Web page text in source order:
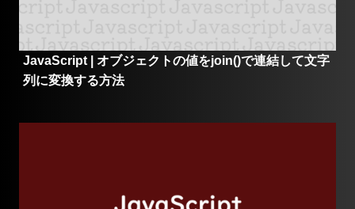
JavaScript | オブジェクトの値をjoin()で連結して文字
列に変換する方法